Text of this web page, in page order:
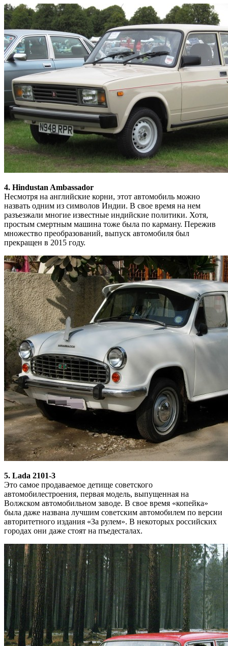
4. Hindustan Ambassador
Несмотря на английские корни, этот автомобиль можно
назвать одним из символов Индии. В свое время на нем
разъезжали многие известные индийские политики. Хотя,
простым смертным машина тоже была по карману. Пережив
множество преобразований, выпуск автомобиля был
прекращен в 2015 году.
5. Lada 2101-3
Это самое продаваемое детище советского
автомобилестроения, первая модель, выпущенная на
Волжском автомобильном заводе. В свое время «копейка»
была даже названа лучшим советским автомобилем по версии
авторитетного издания «За рулем». В некоторых российских
городах они даже стоят на пъедесталах.